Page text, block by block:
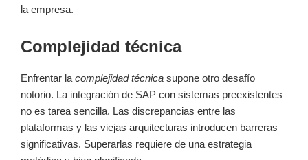
la empresa.
Complejidad técnica
Enfrentar la complejidad técnica supone otro desafío
notorio. La integración de SAP con sistemas preexistentes
no es tarea sencilla. Las discrepancias entre las
plataformas y las viejas arquitecturas introducen barreras
significativas. Superarlas requiere de una estrategia